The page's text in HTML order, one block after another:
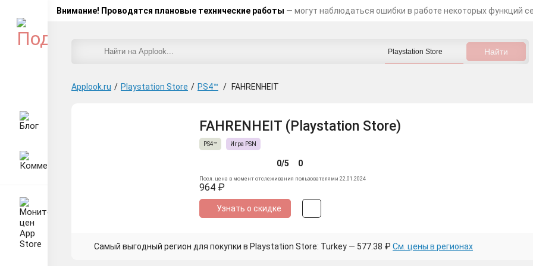
Внимание! Проводятся плановые технические работы — могут наблюдаться ошибки в работе некоторых функций
Applook.ru / Playstation Store / PS4™ / FAHRENHEIT
FAHRENHEIT (Playstation Store)
PS4™ Игра PSN
0/5 0
Посл. цена в момент отслеживания пользователями 22.01.2024
964 ₽
Узнать о скидке
Самый выгодный регион для покупки в Playstation Store: Turkey — 577.38 ₽ См. цены в регионах